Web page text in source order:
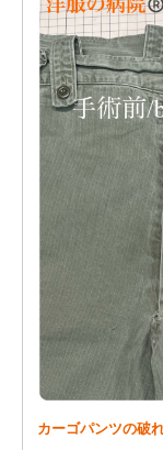
カーゴパンツの破